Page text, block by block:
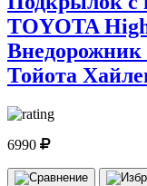
TOYOTA
Внедорожник
Тойота
6990